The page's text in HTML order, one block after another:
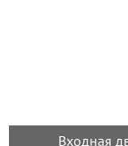
Входная